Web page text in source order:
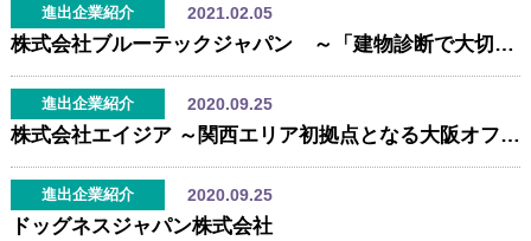
進出企業紹介 2021.02.05
株式会社ブルーテックジャパン ～「建物診断で大切な資産を守る」大阪支店を開設 ～
進出企業紹介 2020.09.25
株式会社エイジア ～関西エリア初拠点となる大阪オフィスを開設～
進出企業紹介 2020.09.25
ドッグネスジャパン株式会社